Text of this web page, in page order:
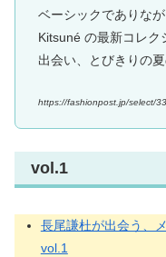
ベーシックでありな
Kitsuné の最新コレク
出会い、とびきりの
https://fashionpost.jp/select/
vol.1
長尾謙杜が出会う、
vol.1